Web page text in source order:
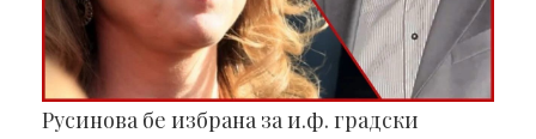
Русинова бе избрана за и.ф. градски